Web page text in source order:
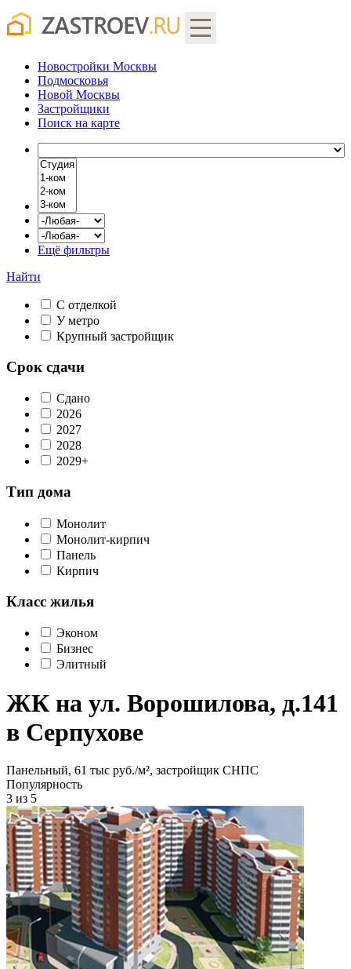
Новостройки Москвы
Подмосковья
Новой Москвы
Застройщики
Поиск на карте
Ещё фильтры
Найти
С отделкой
У метро
Крупный застройщик
Срок сдачи
Сдано
2026
2027
2028
2029+
Тип дома
Монолит
Монолит-кирпич
Панель
Кирпич
Класс жилья
Эконом
Бизнес
Элитный
ЖК на ул. Ворошилова, д.141
в Серпухове
Панельный, 61 тыс руб./м², застройщик СНПС
Популярность
3 из 5